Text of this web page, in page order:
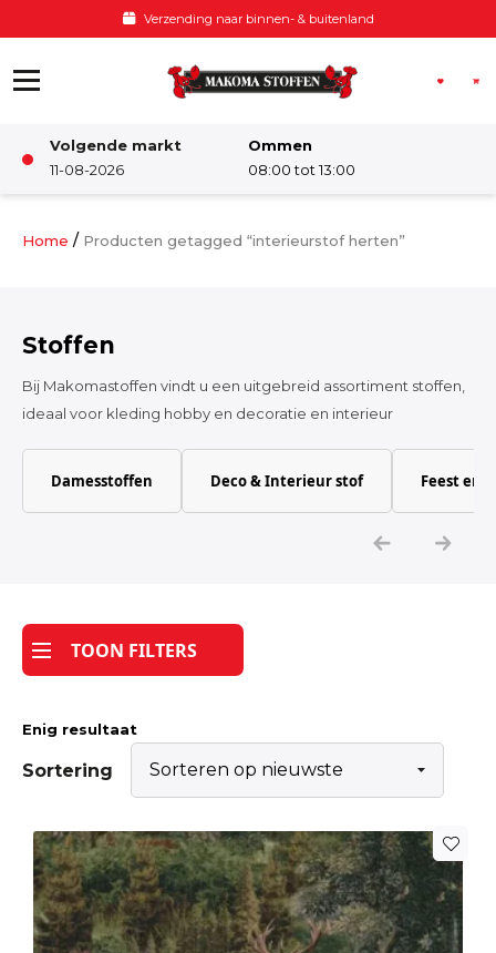
Verzending naar binnen- & buitenland
Volgende markt
11-08-2026
Ommen
08:00 tot 13:00
Damesstoffen
Katoen
Tijdpakker stof
Home / Producten getagged “interieurstof herten”
Stoffen
Bij Makomastoffen vindt u een uitgebreid assortiment stoffen,
ideaal voor kleding hobby en decoratie en interieur
Damesstoffen Deco & Interieur stof Feest en
TOON FILTERS
Enig resultaat
Sortering